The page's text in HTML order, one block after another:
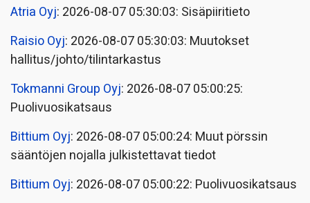
Atria Oyj: 2026-08-07 05:30:03: Sisäpiiritieto
Raisio Oyj: 2026-08-07 05:30:03: Muutokset
hallitus/johto/tilintarkastus
Tokmanni Group Oyj: 2026-08-07 05:00:25:
Puolivuosikatsaus
Bittium Oyj: 2026-08-07 05:00:24: Muut pörssin
sääntöjen nojalla julkistettavat tiedot
Bittium Oyj: 2026-08-07 05:00:22: Puolivuosikatsaus